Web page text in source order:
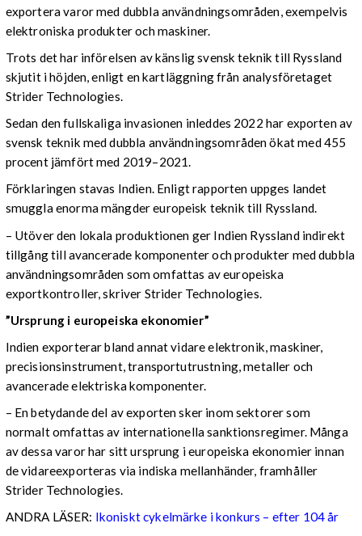
exportera varor med dubbla användningsområden, exempelvis
elektroniska produkter och maskiner.
Trots det har införelsen av känslig svensk teknik till Ryssland
skjutit i höjden, enligt en kartläggning från analysföretaget
Strider Technologies.
Sedan den fullskaliga invasionen inleddes 2022 har exporten av
svensk teknik med dubbla användningsområden ökat med 455
procent jämfört med 2019–2021.
Förklaringen stavas Indien. Enligt rapporten uppges landet
smuggla enorma mängder europeisk teknik till Ryssland.
– Utöver den lokala produktionen ger Indien Ryssland indirekt
tillgång till avancerade komponenter och produkter med dubbla
användningsområden som omfattas av europeiska
exportkontroller, skriver Strider Technologies.
”Ursprung i europeiska ekonomier”
Indien exporterar bland annat vidare elektronik, maskiner,
precisionsinstrument, transportutrustning, metaller och
avancerade elektriska komponenter.
– En betydande del av exporten sker inom sektorer som
normalt omfattas av internationella sanktionsregimer. Många
av dessa varor har sitt ursprung i europeiska ekonomier innan
de vidareexporteras via indiska mellanhänder, framhåller
Strider Technologies.
ANDRA LÄSER: Ikoniskt cykelmärke i konkurs – efter 104 år